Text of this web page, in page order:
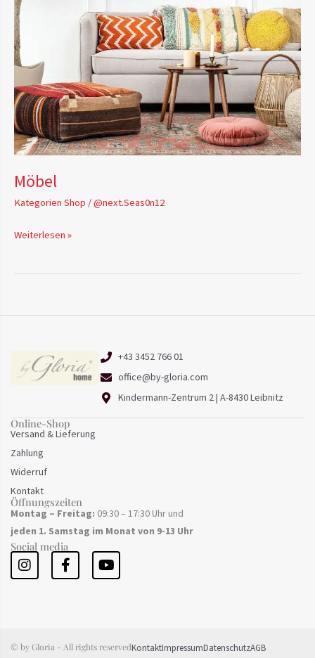
Möbel
Kategorien Shop /@next.Seas0n12
Weiterlesen »
+43 3452 766 01
office@by-gloria.com
Kindermann-Zentrum 2 | A-8430 Leibnitz
Online-Shop
Versand & Lieferung
Zahlung
Widerruf
Kontakt
Öffnungszeiten
Montag – Freitag: 09:30 – 17:30 Uhr und
jeden 1. Samstag im Monat von 9-13 Uhr
Social media
I
n
r
F
a
o
Y
o
e
© by Gloria - All rights reservedKontaktImpressumDatenschutzAGB